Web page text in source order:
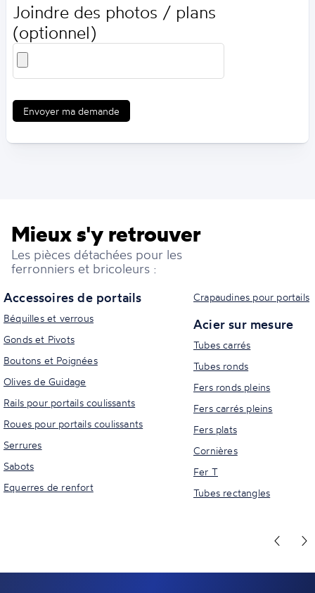
Joindre des photos / plans
(optionnel)
Envoyer ma demande
Mieux s'y retrouver
Les pièces détachées pour les
ferronniers et bricoleurs :
Accessoires de portails
Béquilles et verrous
Gonds et Pivots
Boutons et Poignées
Olives de Guidage
Rails pour portails coulissants
Roues pour portails coulissants
Serrures
Sabots
Equerres de renfort
Crapaudines pour portails
Acier sur mesure
Tubes carrés
Tubes ronds
Fers ronds pleins
Fers carrés pleins
Fers plats
Cornières
Fer T
Tubes rectangles